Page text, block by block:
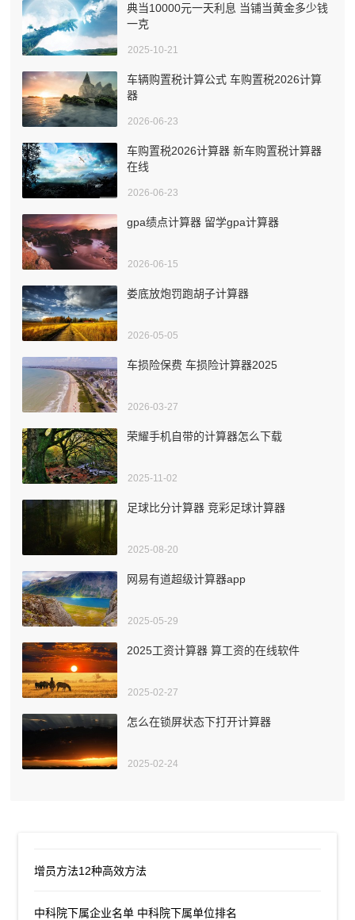
典当10000元一天利息 当铺当黄金多少钱
一克
2025-10-21
车辆购置税计算公式 车购置税2026计算
器
2026-06-23
车购置税2026计算器 新车购置税计算器
在线
2026-06-23
gpa绩点计算器 留学gpa计算器
2026-06-15
娄底放炮罚跑胡子计算器
2026-05-05
车损险保费 车损险计算器2025
2026-03-27
荣耀手机自带的计算器怎么下载
2025-11-02
足球比分计算器 竞彩足球计算器
2025-08-20
网易有道超级计算器app
2025-05-29
2025工资计算器 算工资的在线软件
2025-02-27
怎么在锁屏状态下打开计算器
2025-02-24
增员方法12种高效方法
中科院下属企业名单 中科院下属单位排名